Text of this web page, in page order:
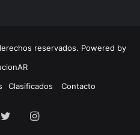
reservados. Powered by
Clasificados Contacto
TwitterInstagram